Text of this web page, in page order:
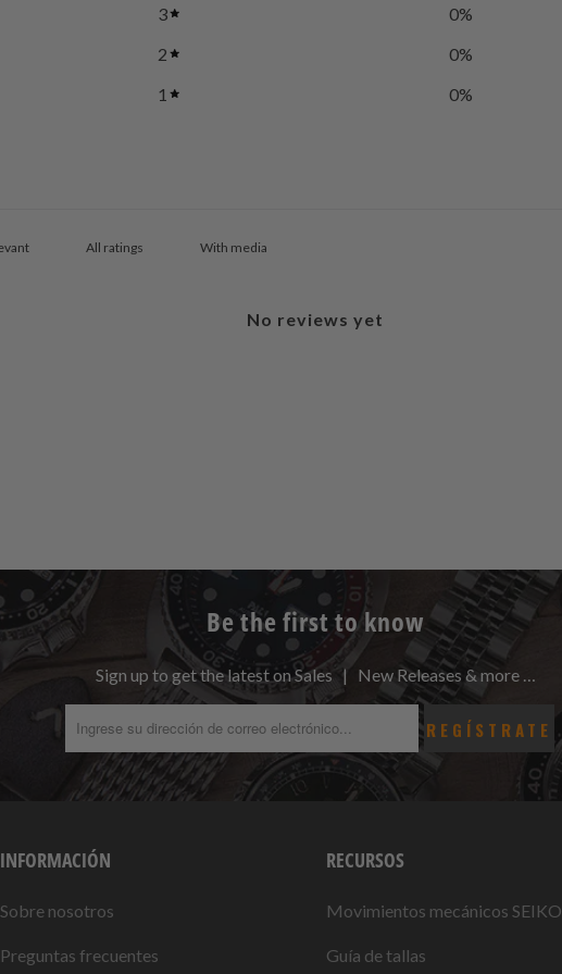
3
0%
2
0%
1
0%
With media
No reviews yet
Be the first to know
Sign up to get the latest on Sales | New Releases & more …
INFORMACIÓN
Sobre nosotros
Preguntas frecuentes
RECURSOS
Movimientos mecánicos SEIKO
Guía de tallas